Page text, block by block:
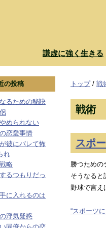
謙虚に強く生きる
トップ/ 戦
戦術
スポ
勝つため
そうなると
野球で言え
“スポーツ
の投稿
るための秘訣
められない
恋愛事情
彼にバレて怖
れ
略
るつもりだっ
に入れるのは
浮気疑惑